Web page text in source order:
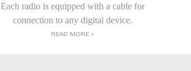
Each radio is equipped with a cable for
connection to any digital device.
READ MORE >